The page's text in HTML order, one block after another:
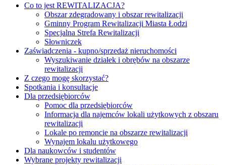
Co to jest REWITALIZACJA?
Obszar zdegradowany i obszar rewitalizacji
Gminny Program Rewitalizacji Miasta Łodzi
Specjalna Strefa Rewitalizacji
Słowniczek
Zaświadczenia - kupno/sprzedaż nieruchomości
Wyszukiwanie działek i obrębów na obszarze
rewitalizacji
Z czego mogę skorzystać?
Spotkania i konsultacje
Dla przedsiębiorców
Pomoc dla przedsiębiorców
Informacja dla najemców lokali użytkowych z obszaru
rewitalizacji
Lokale po remoncie na obszarze rewitalizacji
Wynajem lokalu użytkowego
Dla naukowców i studentów
Wybrane projekty rewitalizacji